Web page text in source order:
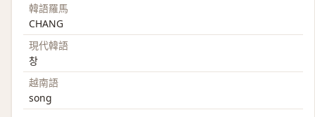
韓語羅馬
CHANG
現代韓語
창
越南語
song